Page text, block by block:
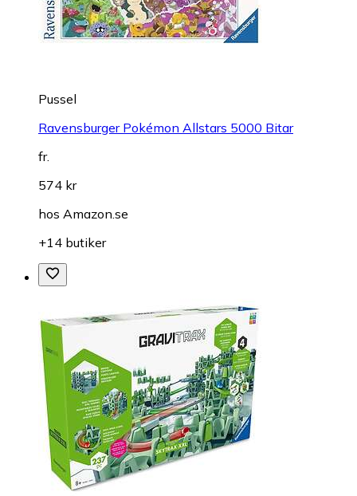
Pussel
Ravensburger Pokémon Allstars 5000 Bitar
fr.
574 kr
hos Amazon.se
+14 butiker